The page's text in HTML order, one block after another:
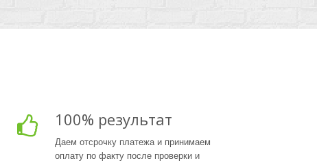
100% результат
Даем отсрочку платежа и принимаем
оплату по факту после проверки и